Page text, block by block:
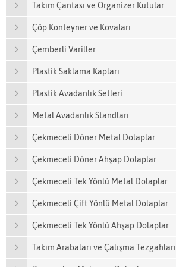
Takım Çantası ve Organizer Kutular
Çöp Konteyner ve Kovaları
Çemberli Variller
Plastik Saklama Kapları
Plastik Avadanlık Setleri
Metal Avadanlık Standları
Çekmeceli Döner Metal Dolaplar
Çekmeceli Döner Ahşap Dolaplar
Çekmeceli Tek Yönlü Metal Dolaplar
Çekmeceli Çift Yönlü Metal Dolaplar
Çekmeceli Tek Yönlü Ahşap Dolaplar
Takım Arabaları ve Çalışma Tezgahları